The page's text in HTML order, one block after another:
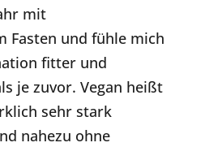
mit
Fasten und fühle mich
fitter und
je zuvor. Vegan heißt
sehr stark
nahezu ohne